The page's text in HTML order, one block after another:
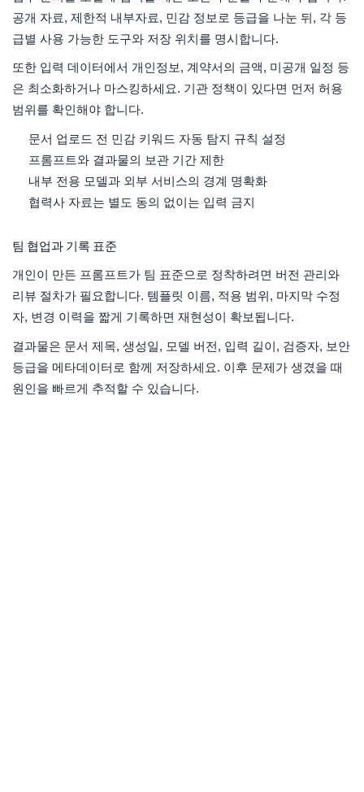
공개 자료, 제한적 내부자료, 민감 정보로 등급을 나눈 뒤, 각 등
급별 사용 가능한 도구와 저장 위치를 명시합니다.
또한 입력 데이터에서 개인정보, 계약서의 금액, 미공개 일정 등
은 최소화하거나 마스킹하세요. 기관 정책이 있다면 먼저 허용
범위를 확인해야 합니다.
문서 업로드 전 민감 키워드 자동 탐지 규칙 설정
프롬프트와 결과물의 보관 기간 제한
내부 전용 모델과 외부 서비스의 경계 명확화
협력사 자료는 별도 동의 없이는 입력 금지
팀 협업과 기록 표준
개인이 만든 프롬프트가 팀 표준으로 정착하려면 버전 관리와
리뷰 절차가 필요합니다. 템플릿 이름, 적용 범위, 마지막 수정
자, 변경 이력을 짧게 기록하면 재현성이 확보됩니다.
결과물은 문서 제목, 생성일, 모델 버전, 입력 길이, 검증자, 보안
등급을 메타데이터로 함께 저장하세요. 이후 문제가 생겼을 때
원인을 빠르게 추적할 수 있습니다.